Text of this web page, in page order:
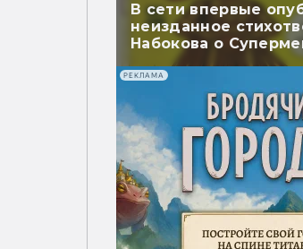
В сети впервые
неизданное
Набокова о
перевели
РЕКЛАМА